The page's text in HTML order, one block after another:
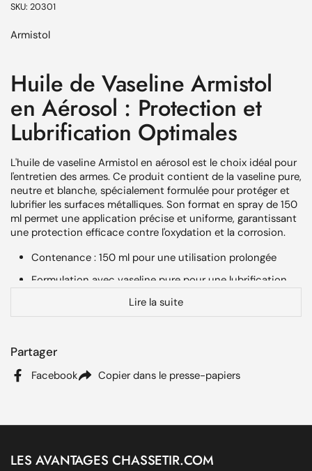
SKU: 20301
Armistol
Huile de Vaseline Armistol
en Aérosol : Protection et
Lubrification Optimales
L'huile de vaseline Armistol en aérosol est le choix idéal pour
l'entretien des armes. Ce produit contient de la vaseline pure,
neutre et blanche, spécialement formulée pour protéger et
lubrifier les surfaces métalliques. Son format en spray de 150
ml permet une application précise et uniforme, garantissant
une protection efficace contre l'oxydation et la corrosion.
Contenance : 150 ml pour une utilisation prolongée
Formulation avec vaseline pure pour une lubrification
Protection contre la corrosion des surfaces métalliques
mécanismes, ce produit assure le bon fonctionnement de
vos armes. L'application en aérosol facilite le traitement des
pièces, même les plus difficiles d'accès.
de l'équipement en assurant une protection optimale.
Lire la suite
Partager
Facebook Copier dans le presse-papiers
LES AVANTAGES CHASSETIR.COM